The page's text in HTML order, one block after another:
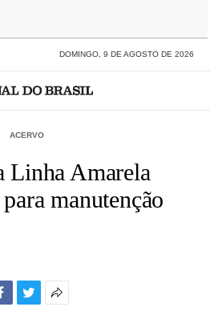
DOMINGO, 9 DE AGOSTO DE 2026
ACERVO
Linha Amarela
manutenção